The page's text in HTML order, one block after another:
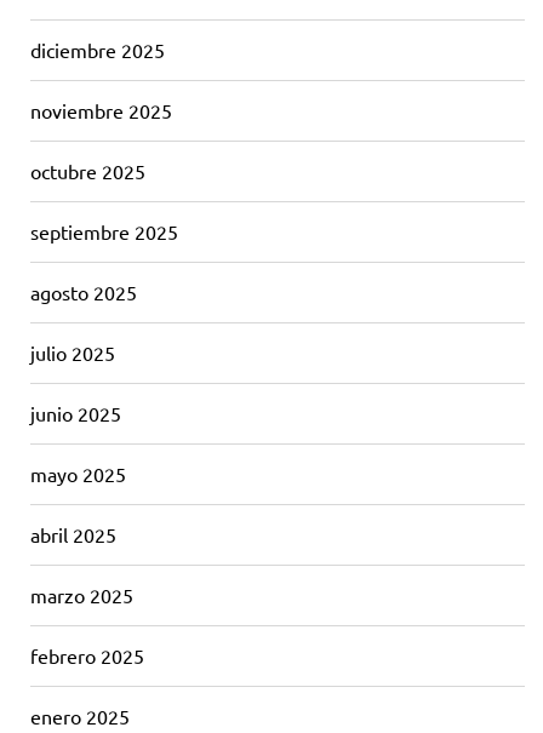
diciembre 2025
noviembre 2025
octubre 2025
septiembre 2025
agosto 2025
julio 2025
junio 2025
mayo 2025
abril 2025
marzo 2025
febrero 2025
enero 2025